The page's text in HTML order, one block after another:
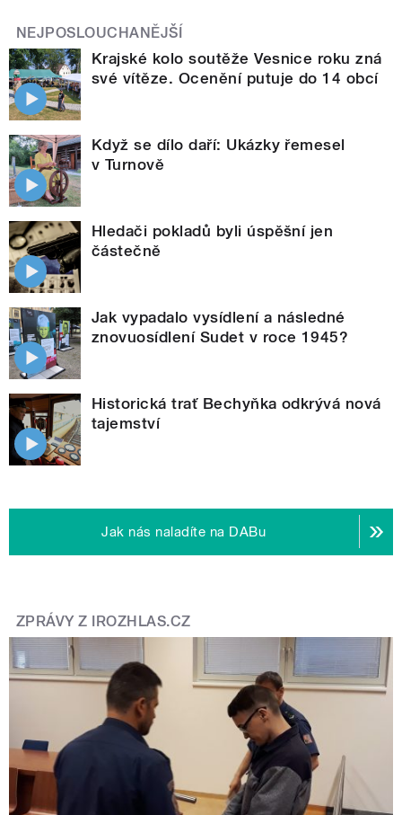
NEJPOSLOUCHANĚJŠÍ
Krajské kolo soutěže Vesnice roku zná
své vítěze. Ocenění putuje do 14 obcí
Když se dílo daří: Ukázky řemesel
v Turnově
Hledači pokladů byli úspěšní jen
částečně
Jak vypadalo vysídlení a následné
znovuosídlení Sudet v roce 1945?
Historická trať Bechyňka odkrývá nová
tajemství
Jak nás naladíte na DABu
ZPRÁVY Z IROZHLAS.CZ